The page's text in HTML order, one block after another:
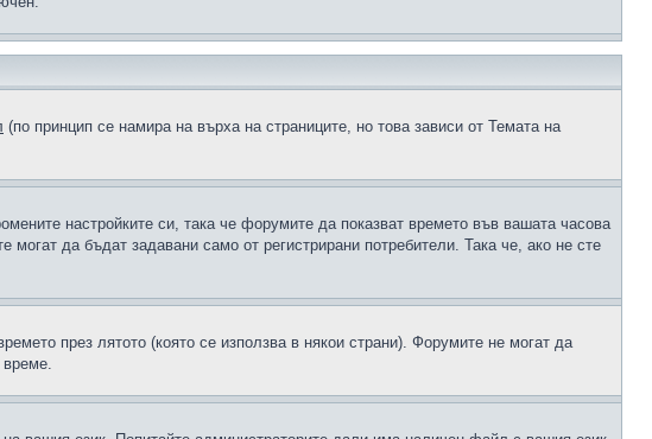
(по принцип се намира на върха на страниците, но това зависи от Темата на
настройките си, така че форумите да показват времето във вашата часова
да бъдат задавани само от регистрирани потребители. Така че, ако не сте
през лятото (която се използва в някои страни). Форумите не могат да
време.